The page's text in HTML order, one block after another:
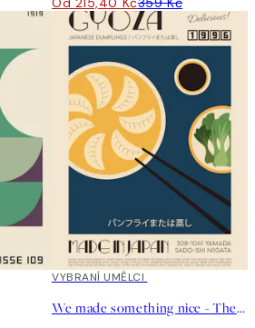
40%*
VYBRANÍ UMĚLCI
We made something nice - The Gyoza Plakát